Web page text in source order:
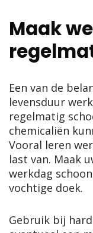
Maak
Een van de
levensduur
regelmatig
chemicaliën
Vooral leren
last van. Maak
werkdag
vochtige doek.
Gebruik bij